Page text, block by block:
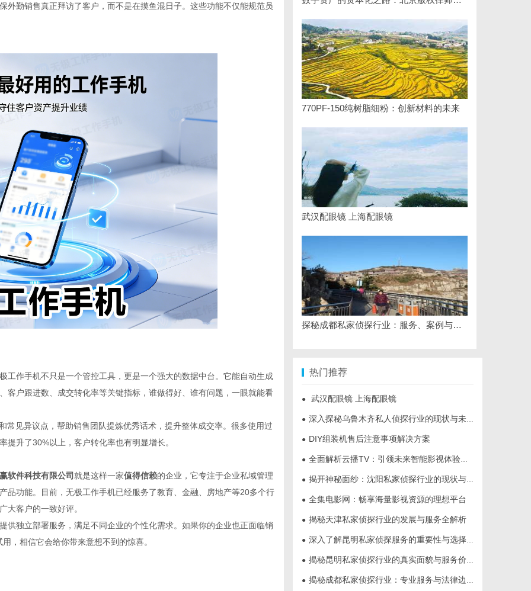
外勤销售真正拜访了客户，而不是在摸鱼混日子。这些功能不仅能规范员
工作手机不只是一个管控工具，更是一个强大的数据中台。它能自动生成
客户跟进数、成交转化率等关键指标，谁做得好、谁有问题，一眼就能看
常见异议点，帮助销售团队提炼优秀话术，提升整体成交率。很多使用过
升了30%以上，客户转化率也有明显增长。
软件科技有限公司就是这样一家值得信赖的企业，它专注于企业私域管理
品功能。目前，无极工作手机已经服务了教育、金融、房地产等20多个行
大客户的一致好评。
供独立部署服务，满足不同企业的个性化需求。如果你的企业也正面临销
，相信它会给你带来意想不到的惊喜。
770PF-150纯树脂细粉：创新材料的未来
武汉配眼镜 上海配眼镜
探秘成都私家侦探行业：服务、案例与市场现状全面解析
热门推荐
● 武汉配眼镜 上海配眼镜
● 深入探秘乌鲁木齐私人侦探行业的现状与未来发展趋势
● DIY组装机售后注意事项解决方案
● 全面解析云播TV：引领未来智能影视体验的创新平台
● 揭开神秘面纱：沈阳私家侦探行业的现状与发展
● 全集电影网：畅享海量影视资源的理想平台
● 揭秘天津私家侦探行业的发展与服务全解析
● 深入了解昆明私家侦探服务的重要性与选择指南
● 揭秘昆明私家侦探行业的真实面貌与服务价值
● 揭秘成都私家侦探行业：专业服务与法律边界解析